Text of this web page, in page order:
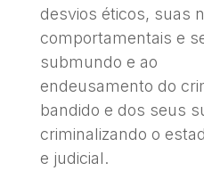
desvios éticos, suas
comportamentais e
submundo e ao
endeusamento do
bandido e dos seus
criminalizando o
e judicial.